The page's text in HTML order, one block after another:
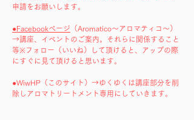
申請をお願いします。
●Facebookページ （Aromatico～アロマティコ～）
→講座、イベントのご案内。それらに関係すること
等※フォロー（いいね）して頂けると、アップの際
にすぐに見て頂けると思います。
●​WiwHP（このサイト）→ゆくゆくは講座部分を削
除しアロマトリートメント専用にしていきます。